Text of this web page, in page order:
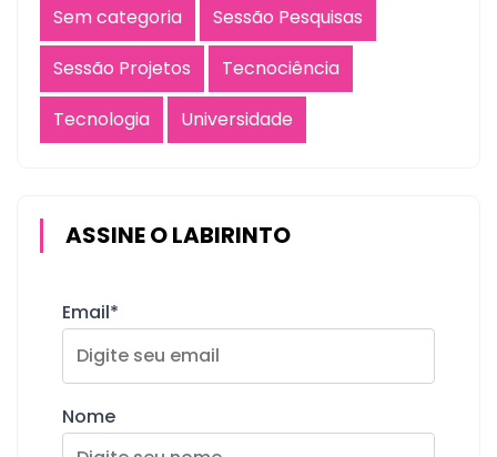
Sem categoria
Sessão Pesquisas
Sessão Projetos
Tecnociência
Tecnologia
Universidade
ASSINE O LABIRINTO
Email*
Nome